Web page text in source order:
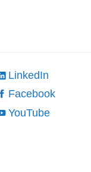
LinkedIn
Facebook
YouTube